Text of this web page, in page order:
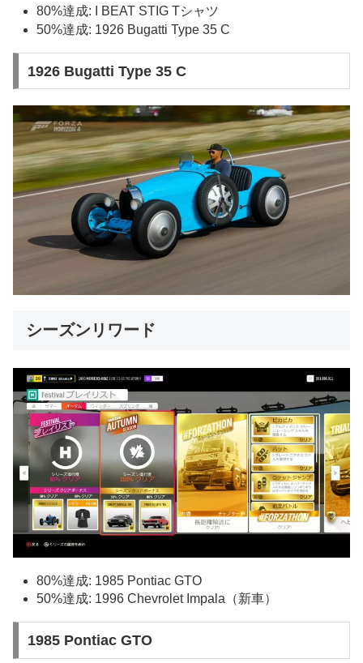
80%達成: I BEAT STIG Tシャツ
50%達成: 1926 Bugatti Type 35 C
1926 Bugatti Type 35 C
シーズンリワード
80%達成: 1985 Pontiac GTO
50%達成: 1996 Chevrolet Impala（新車）
1985 Pontiac GTO